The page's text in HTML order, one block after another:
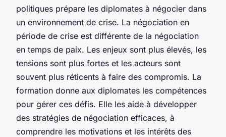
politiques prépare les diplomates à négocier dans
un environnement de crise. La négociation en
période de crise est différente de la négociation
en temps de paix. Les enjeux sont plus élevés, les
tensions sont plus fortes et les acteurs sont
souvent plus réticents à faire des compromis. La
formation donne aux diplomates les compétences
pour gérer ces défis. Elle les aide à développer
des stratégies de négociation efficaces, à
comprendre les motivations et les intérêts des